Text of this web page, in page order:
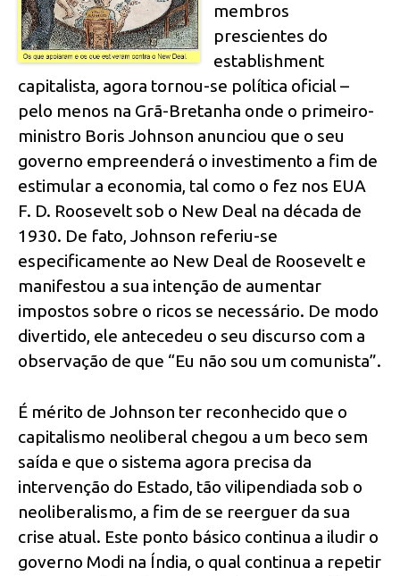
membros
prescientes do
establishment
capitalista, agora tornou-se política oficial –
pelo menos na Grã-Bretanha onde o primeiro-
ministro Boris Johnson anunciou que o seu
governo empreenderá o investimento a fim de
estimular a economia, tal como o fez nos EUA
F. D. Roosevelt sob o New Deal na década de
1930. De fato, Johnson referiu-se
especificamente ao New Deal de Roosevelt e
manifestou a sua intenção de aumentar
impostos sobre o ricos se necessário. De modo
divertido, ele antecedeu o seu discurso com a
observação de que “Eu não sou um comunista”.
É mérito de Johnson ter reconhecido que o
capitalismo neoliberal chegou a um beco sem
saída e que o sistema agora precisa da
intervenção do Estado, tão vilipendiada sob o
neoliberalismo, a fim de se reerguer da sua
crise atual. Este ponto básico continua a iludir o
governo Modi na Índia, o qual continua a repetir